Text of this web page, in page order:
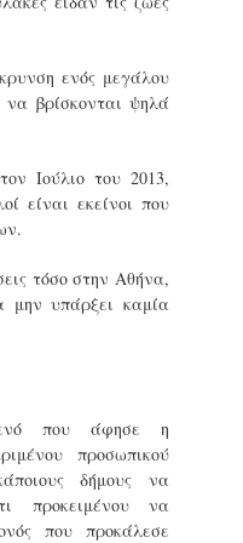
ενός μεγάλου
βρίσκονται ψηλά
Ιούλιο του 2013,
είναι εκείνοι που
τόσο στην Αθήνα,
μην υπάρξει καμία
που άφησε η
προσωπικού
δήμους να
προκειμένου να
που προκάλεσε
Γρεβενων
το χρονοδιάγραμμα
νεοδιορισθέντων
Εποπτείας
Γραμματείας
26-03-2026 η
Εκπαίδευση -
προσωπικού της
η Aπόφαση 16458 με
του ειδικού
των
Αστυνομικών